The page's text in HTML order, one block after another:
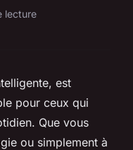
lecture
est
pour ceux qui
Que vous
ou simplement à